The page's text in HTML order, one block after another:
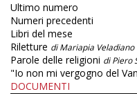
Ultimo numero
Numeri precedenti
Libri del mese
Riletture di Mariapia Veladiano
Parole delle religioni di Piero
"Io non mi vergogno del
DOCUMENTI